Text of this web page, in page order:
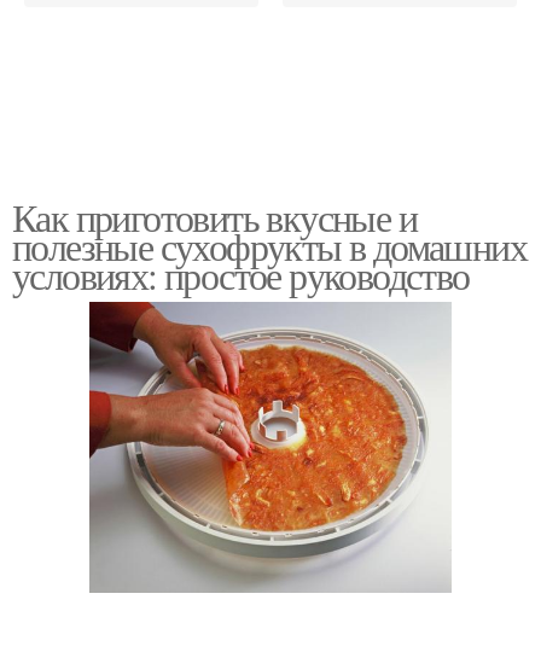
Как приготовить вкусные и
полезные сухофрукты в домашних
условиях: простое руководство